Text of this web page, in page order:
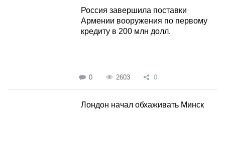
Россия завершила поставки
Армении вооружения по первому
кредиту в 200 млн долл.
0 2603 0
Лондон начал обхаживать Минск